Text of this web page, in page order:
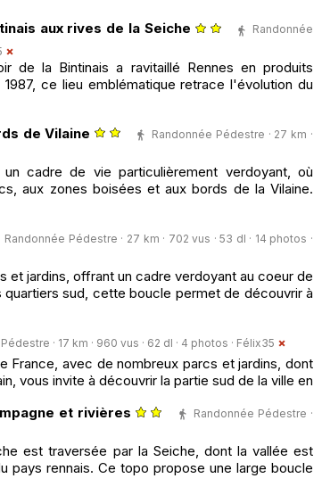
aux rives de la Seiche
Randonnée
de la Bintinais a ravitaillé Rennes en produits
ce lieu emblématique retrace l'évolution du
de Vilaine
Randonnée Pédestre · 27 km ·
cadre de vie particulièrement verdoyant, où
aux zones boisées et aux bords de la Vilaine.
Randonnée Pédestre · 27 km · 702 vus · 53 dl · 14 photos ·
et jardins, offrant un cadre verdoyant au coeur de
sud, cette boucle permet de découvrir à
· 17 km · 960 vus · 62 dl · 4 photos · Félix35
France, avec de nombreux parcs et jardins, dont
vous invite à découvrir la partie sud de la ville en
et rivières
Randonnée Pédestre ·
est traversée par la Seiche, dont la vallée est
pays rennais. Ce topo propose une large boucle